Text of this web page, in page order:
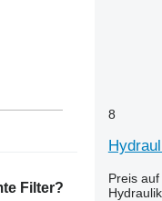
Filter?
8
Preis